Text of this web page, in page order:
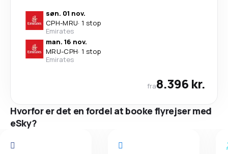
søn. 01 nov.
CPH-MRU· 1 stop
Emirates
man. 16 nov.
MRU-CPH· 1 stop
Emirates
fra8.396 kr.
Hvorfor er det en fordel at booke flyrejser med
eSky?